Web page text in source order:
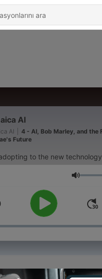
AI
AI
4 - AI, Bob Marley, and the
Future
to the new
Ses